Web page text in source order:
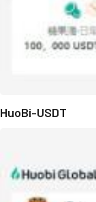
HuoBi-USDT